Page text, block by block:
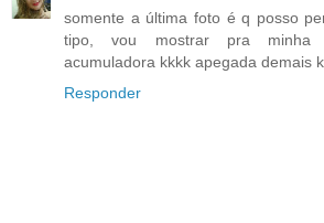
somente a última foto é q posso
tipo, vou mostrar pra minha
acumuladora kkkk apegada demais
Responder